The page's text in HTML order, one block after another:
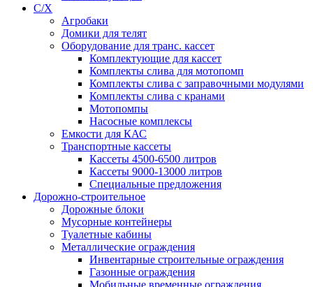
С/Х
Агробаки
Домики для телят
Оборудование для транс. кассет
Комплектующие для кассет
Комплекты слива для мотопомп
Комплекты слива с заправочными модулями
Комплекты слива с кранами
Мотопомпы
Насосные комплексы
Емкости для КАС
Транспортные кассеты
Кассеты 4500-6500 литров
Кассеты 9000-13000 литров
Специальные предложения
Дорожно-строительное
Дорожные блоки
Мусорные контейнеры
Туалетные кабины
Металлические ограждения
Инвентарные строительные ограждения
Газонные ограждения